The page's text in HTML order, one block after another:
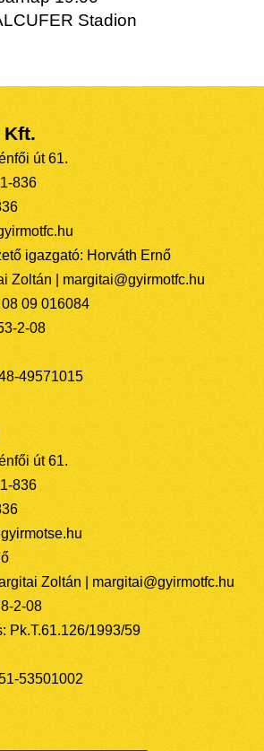
Stadion
Kft.
út 61.
836
igazgató: Horváth Ernő
Zoltán | margitai@gyirmotfc.hu
09 016084
2-08
49571015
út 61.
836
Zoltán | margitai@gyirmotfc.hu
2-08
Pk.T.61.126/1993/59
53501002